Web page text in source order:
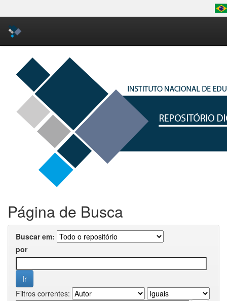
Skip
navigation
Página de Busca
Buscar em:
por
Filtros correntes: